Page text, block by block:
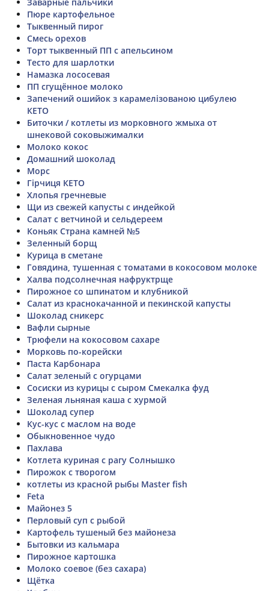
Пюре картофельное
Тыквенный пирог
Смесь орехов
Торт тыквенный ПП с апельсином
Тесто для шарлотки
Намазка лососевая
ПП сгущённое молоко
Запечений ошийок з карамелізованою цибулею
КЕТО
Биточки / котлеты из морковного жмыха от
шнековой соковыжималки
Молоко кокос
Домашний шоколад
Морс
Гірчиця КЕТО
Хлопья гречневые
Щи из свежей капусты с индейкой
Салат с ветчиной и сельдереем
Коньяк Страна камней №5
Зеленный борщ
Курица в сметане
Говядина, тушенная с томатами в кокосовом молоке
Халва подсолнечная нафруктрще
Пирожное со шпинатом и клубникой
Салат из краснокачанной и пекинской капусты
Шоколад сникерс
Вафли сырные
Трюфели на кокосовом сахаре
Морковь по-корейски
Паста Карбонара
Салат зеленый с огурцами
Сосиски из курицы с сыром Смекалка фуд
Зеленая льняная каша с хурмой
Шоколад супер
Кус-кус с маслом на воде
Обыкновенное чудо
Пахлава
Котлета куриная с рагу Солнышко
Пирожок с творогом
котлеты из красной рыбы Master fish
Feta
Майонез 5
Перловый суп с рыбой
Картофель тушеный без майонеза
Бытовки из кальмара
Пирожное картошка
Молоко соевое (без сахара)
Щётка